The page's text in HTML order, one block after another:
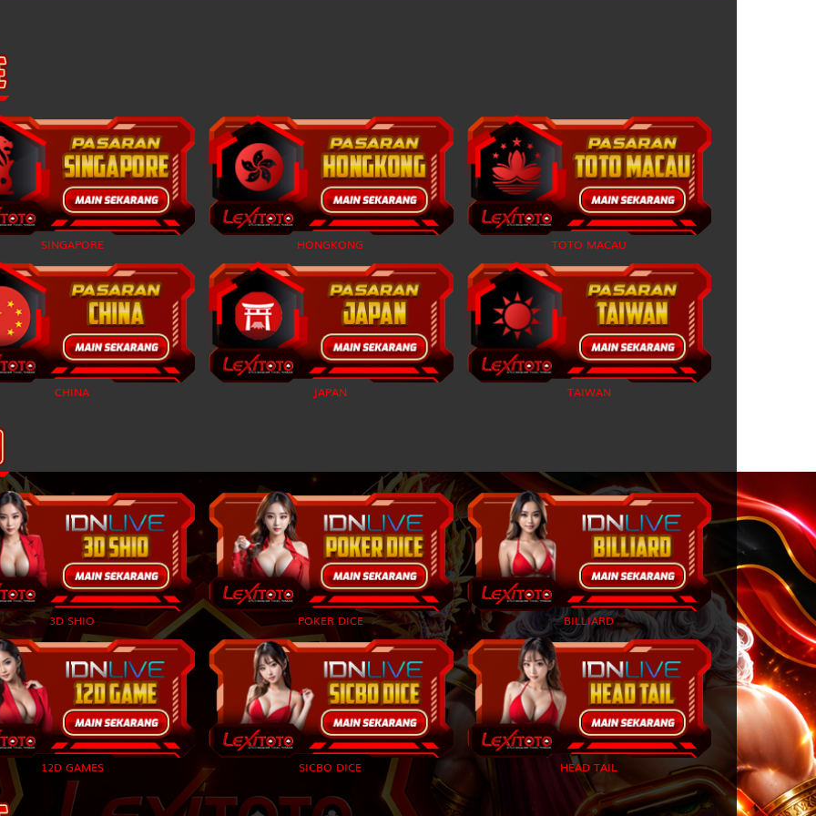
Pahlawan - Kepiting - Lompat Kuda - Lilin - Sabuk - Warsaya
47)
Janda Muda - Ikan Suro - Anggar - Mawar - Grendel - Sumbadra 2D
43 (40-71-41-
21)
Berandal - Badak - Ski Air - Seruling - Sisir - Citraksa 2D
44 (39-81-86-
31)
Pengembara - Banteng - Terbang Layang - Kendi - Tas - Rama 2D
45 (42-51-75-
01)
Nenek Moyang - Orang Utan - Terjun Bebas - Sikat - Toko - Hyang Wenang 2D
46 (48-64-73-
14)
Putri Raja - Cendrawasih - Balap Sepeda Motor - Engsel - Drum - Untari 2D
38 (37-67-84-
17)
Anak Sakti - Ulat Sutera - Layang-Layang - Sepatu - Ranjang - Gatot Kaca 2D
57 (74-08-47-
58)
Penari - Cumi-Cumi - Main Kelereng - Rumah - Sekolahan - Selir 2D
58 (67-07-94-
57)
Penjual Daging - Burung Onta - Engrang,Egrang - Sendok - Korek Api - Abilawa 2D
67 (58-38-23-
88)
Pemburu - Macan Tutul - Lempar Karet - Sumur - Baju - Pandu 2D
71 (72-43-45-
93)
Kepala Desa - Bajing - Apollo,Apolo - Potlot - Ceret - Semar 2D
80 (73-49-48-
99)
Penipu - Kancil - Damdaman - Hidung - Cangkir - Aswatama 2D
81 (76-44-49-
94)
Ibu Suri - Ikan Layur - Dadu - Kumis - Pipa - Dewi Kunti
83 (59-36-26-
86)
SINGAPORE HONGKONG TOTO MACAU
CHINA JAPAN TAIWAN
3D SHIO POKER DICE BILLIARD
12D GAMES SICBO DICE HEAD TAIL